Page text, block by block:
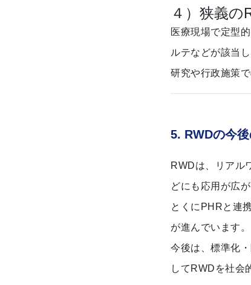
４）狭義の
医療現場で定型
ルテなどが該当し
研究や行政施策
5. RWDの今
RWDは、リアル
どにも応用が広
とくにPHRと連
が進んでいます。
今後は、標準化
してRWDを社会